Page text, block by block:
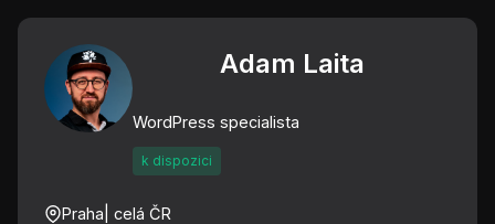
Adam Laita
WordPress specialista
k dispozici
Praha | celá ČR